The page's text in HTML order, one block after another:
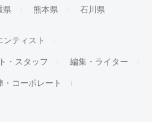
県 熊本県 石川県
ンティスト
・スタッフ 編集・ライター
・コーポレート